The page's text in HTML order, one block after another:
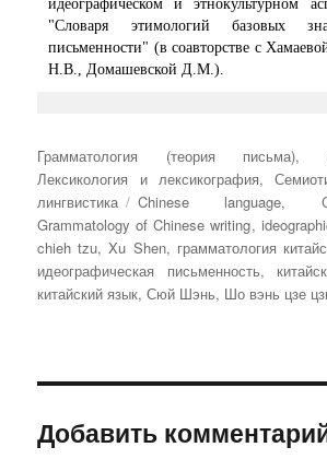
идеографическом и этнокультурном
"Словаря этимологий базовых
письменности" (в соавторстве с
Н.В., Домашевской Д.М.).
Рубрики
Грамматология (теория письма),
Лексикология и лексикография,
лингвистика
Метки
Chinese language,
Grammatology of Chinese writing,
chieh tzu,Xu Shen, грамматология
идеографическая письменность,
китайский язык,Сюй Шэнь, Шо вэнь цзе
Добавить